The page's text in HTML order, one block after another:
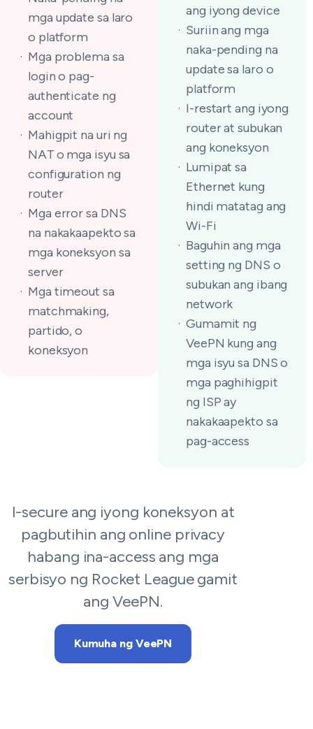
mga update sa laro
o platform
Mga problema sa
login o pag-
authenticate ng
account
Mahigpit na uri ng
NAT o mga isyu sa
configuration ng
router
Mga error sa DNS
na nakakaapekto sa
mga koneksyon sa
server
Mga timeout sa
matchmaking,
partido, o
koneksyon
ang iyong device
Suriin ang mga
naka-pending na
update sa laro o
platform
I-restart ang iyong
router at subukan
ang koneksyon
Lumipat sa
Ethernet kung
hindi matatag ang
Wi-Fi
Baguhin ang mga
setting ng DNS o
subukan ang ibang
network
Gumamit ng
VeePN kung ang
mga isyu sa DNS o
mga paghihigpit
ng ISP ay
nakakaapekto sa
pag-access
I-secure ang iyong koneksyon at
pagbutihin ang online privacy
habang ina-access ang mga
serbisyo ng Rocket League gamit
ang VeePN.
Kumuha ng VeePN